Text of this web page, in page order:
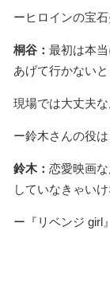
ーヒロインの宝
桐谷： 最初は本
あげて行かない
現場では大丈夫
ー鈴木さんの役
鈴木： 恋愛映画
していなきゃい
ー『リベンジ girl